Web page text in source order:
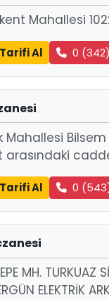
Mahallesi
Al 0
Mahallesi
arasındaki
Al 0
MH. TURKUAZ
ELEKTRİK